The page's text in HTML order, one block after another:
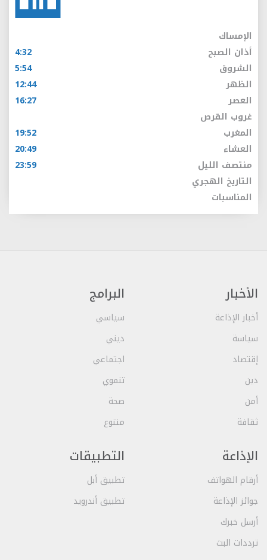
الإمساك
أذان الصبح
4:32
الشروق
5:54
الظهر
12:44
العصر
16:27
غروب القرص
المغرب
19:52
العشاء
20:49
منتصف الليل
23:59
التاريخ الهجري
المناسبات
الأخبار
أخبار الإذاعة
سياسة
إقتصاد
دين
أمن
ثقافة
البرامج
سياسي
ديني
اجتماعي
تنموي
صحة
متنوع
الإذاعة
أرقام الهواتف
جوائز الإذاعة
أرسل خبرك
ترددات البث
التطبيقات
تطبيق أبل
تطبيق أندرويد